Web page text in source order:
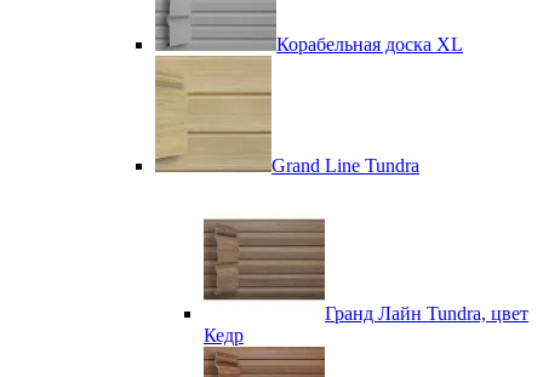
Корабельная доска XL
Grand Line Tundra
Гранд Лайн Tundra, цвет
Кедр